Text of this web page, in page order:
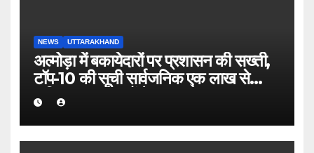
NEWS UTTARAKHAND
अल्मोड़ा में बकायेदारों पर प्रशासन की सख्ती,
टॉप-10 की सूची सार्वजनिक एक लाख से
अधिक बकाया वालों के नाम-पते चस्पा, राजस्व
वसूली अभियान तेज